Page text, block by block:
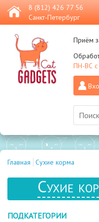
8 (812) 426 77 56
Санкт-Петербург
Приём
ПН-ВС с
Главная Сухие корма
Сухие
ПОДКАТЕГОРИИ